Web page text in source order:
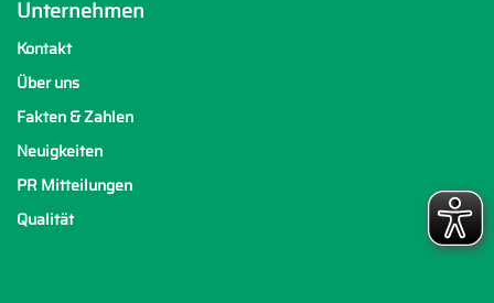
Unternehmen
Kontakt
Über uns
Fakten & Zahlen
Neuigkeiten
PR Mitteilungen
Qualität